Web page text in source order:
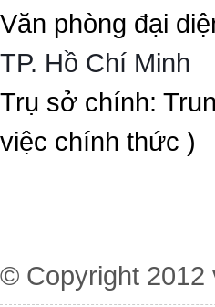
Văn phòng đại
TP. Hồ Chí Minh
Trụ sở chính:
việc chính thức )
© Copyright 2012